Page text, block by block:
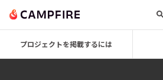
プロジェクトを掲載するには